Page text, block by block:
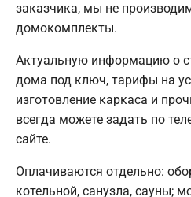
заказчика, мы не
домокомплекты.
Актуальную информацию о
дома под ключ, тарифы на
изготовление каркаса и
всегда можете задать по
сайте.
Оплачиваются отдельно:
котельной, санузла, сауны;